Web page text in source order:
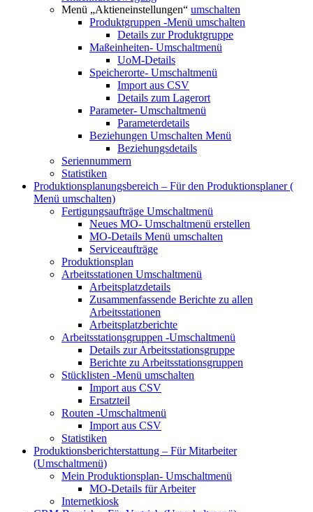
Menü „Aktieneinstellungen“ umschalten
Produktgruppen -Menü umschalten
Details zur Produktgruppe
Maßeinheiten- Umschaltmenü
UoM-Details
Speicherorte- Umschaltmenü
Import aus CSV
Details zum Lagerort
Parameter- Umschaltmenü
Parameterdetails
Beziehungen Umschalten Menü
Beziehungsdetails
Seriennummern
Statistiken
Produktionsplanungsbereich – Für den Produktionsplaner (
Menü umschalten)
Fertigungsaufträge Umschaltmenü
Neues MO- Umschaltmenü erstellen
MO-Details Menü umschalten
Serviceaufträge
Produktionsplan
Arbeitsstationen Umschaltmenü
Arbeitsplatzdetails
Zusammenfassende Berichte zu allen
Arbeitsstationen
Arbeitsplatzberichte
Arbeitsstationsgruppen -Umschaltmenü
Details zur Arbeitsstationsgruppe
Berichte zu Arbeitsstationsgruppen
Stücklisten -Menü umschalten
Import aus CSV
Ersatzteil
Routen -Umschaltmenü
Import aus CSV
Statistiken
Produktionsberichterstattung – Für Mitarbeiter
(Umschaltmenü)
Mein Produktionsplan- Umschaltmenü
MO-Details für Arbeiter
Internetkiosk